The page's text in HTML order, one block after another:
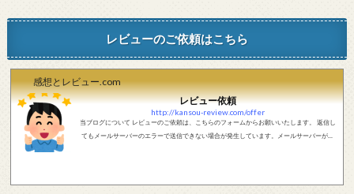
レビューのご依頼はこちら
感想とレビュー.com
レビュー依頼
http://kansou-review.com/offer
当ブログについて レビューのご依頼は、こちらのフォームからお願いいたします。 返信し
てもメールサーバーのエラーで送信できない場合が発生しています。メールサーバーが正